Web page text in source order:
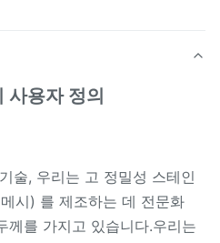
사용자 정의
기술, 우리는 고 정밀성 스테인
시) 를 제조하는 데 전문화
께를 가지고 있습니다.우리는